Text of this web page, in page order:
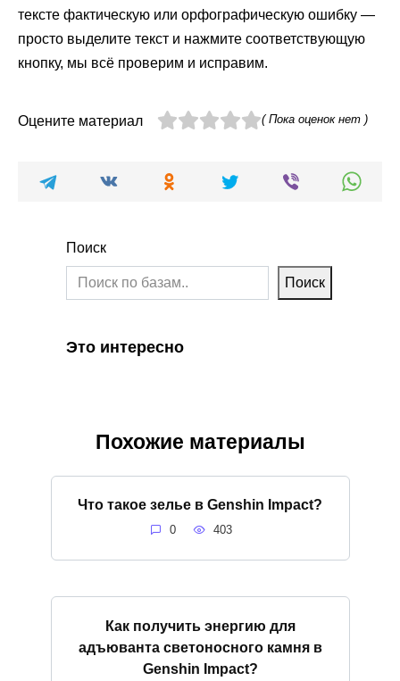
тексте фактическую или орфографическую ошибку —
просто выделите текст и нажмите соответствующую
кнопку, мы всё проверим и исправим.
Оцените материал ( Пока оценок нет )
Поиск
Поиск
Это интересно
Похожие материалы
Что такое зелье в Genshin Impact?
0 403
Как получить энергию для
адъюванта светоносного камня в
Genshin Impact?